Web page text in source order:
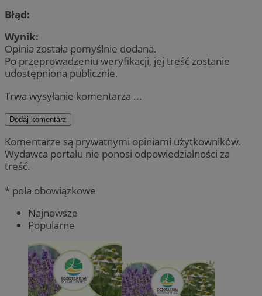
Błąd:
Wynik:
Opinia została pomyślnie dodana.
Po przeprowadzeniu weryfikacji, jej treść zostanie
udostępniona publicznie.
Trwa wysyłanie komentarza ...
Dodaj komentarz
Komentarze są prywatnymi opiniami użytkowników.
Wydawca portalu nie ponosi odpowiedzialności za
treść.
* pola obowiązkowe
Najnowsze
Popularne